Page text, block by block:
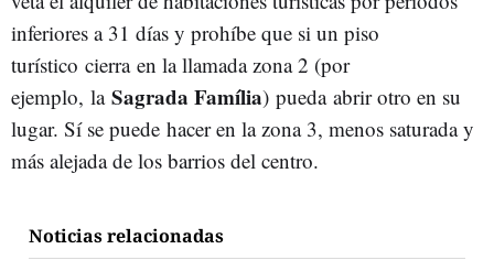
inferiores a 31 días y prohíbe que si un piso
turístico cierra en la llamada zona 2 (por
ejemplo, la Sagrada Família) pueda abrir otro en su
lugar. Sí se puede hacer en la zona 3, menos saturada y
más alejada de los barrios del centro.
Noticias relacionadas